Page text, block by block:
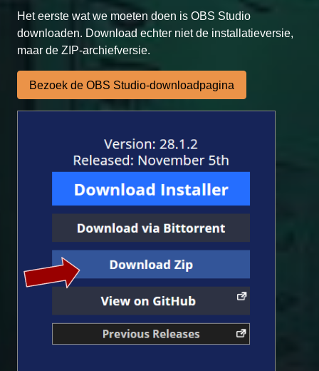
Het eerste wat we moeten doen is OBS Studio
downloaden. Download echter niet de installatieversie,
maar de ZIP-archiefversie.
Bezoek de OBS Studio-downloadpagina